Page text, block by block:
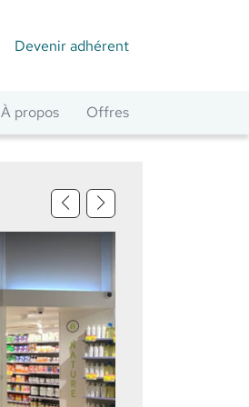
Devenir adhérent
À propos Offres